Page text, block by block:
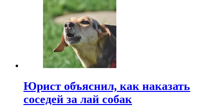
Юрист объяснил, как наказать
соседей за лай собак